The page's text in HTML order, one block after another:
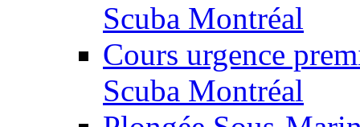
Scuba Montréal
Cours urgence
Scuba Montréal